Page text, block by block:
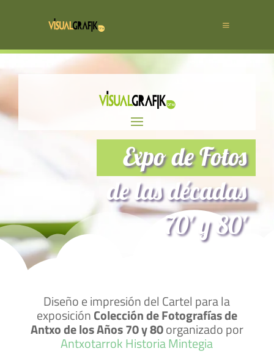
Expo de Fotos
de las décadas
70′ y 80′
Diseño e impresión del Cartel para la
exposición Colección de Fotografías de
Antxo de los Años 70 y 80organizado por
Antxotarrok Historia Mintegia